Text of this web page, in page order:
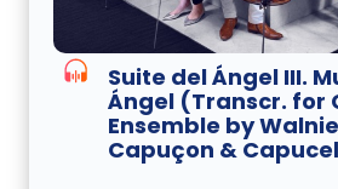
Suite del Ángel III.
Ángel (Transcr. for
Ensemble by
Capuçon &